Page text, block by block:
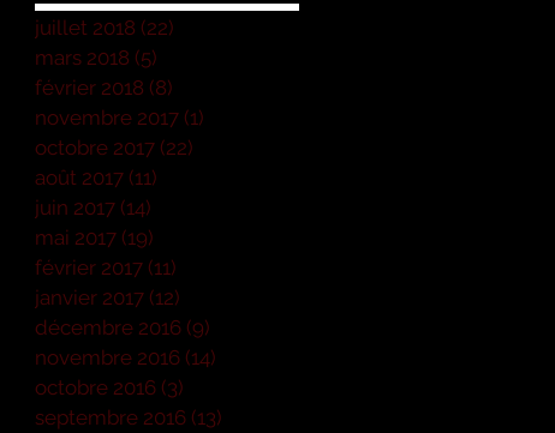
juillet 2018 (22)
mars 2018 (5)
février 2018 (8)
novembre 2017 (1)
octobre 2017 (22)
août 2017 (11)
juin 2017 (14)
mai 2017 (19)
février 2017 (11)
janvier 2017 (12)
décembre 2016 (9)
novembre 2016 (14)
octobre 2016 (3)
septembre 2016 (13)